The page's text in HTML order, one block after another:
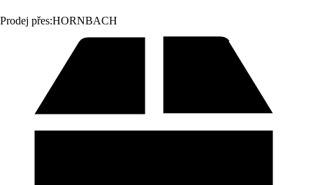
Prodej přes:HORNBACH